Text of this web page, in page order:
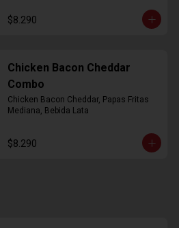
$8.290
Chicken Bacon Cheddar
Combo
Chicken Bacon Cheddar, Papas Fritas
Mediana, Bebida Lata
$8.290